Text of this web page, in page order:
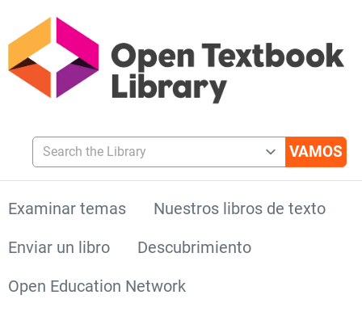
Search the Library
Examinar temas
Nuestros libros de texto
Enviar un libro
Descubrimiento
Open Education Network